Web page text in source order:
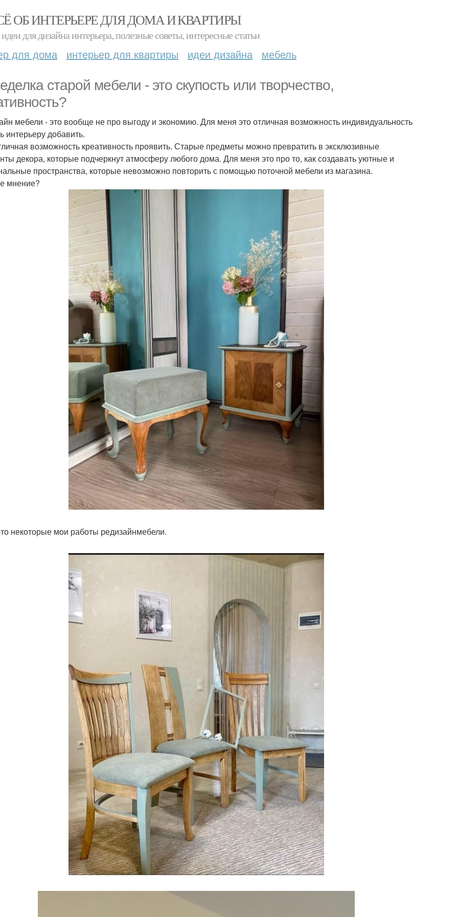
ОБ ИНТЕРЬЕРЕ ДЛЯ ДОМА И КВАРТИРЫ
для дизайна интерьера, полезные советы, интересные статьи
для дома интерьер для квартиры идеи дизайна мебель
старой мебели - это скупость или творчество,
мебели - это вообще не про выгоду и экономию. Для меня это отличная возможность индивидуальность
интерьеру добавить.
возможность креативность проявить. Старые предметы можно превратить в эксклюзивные
декора, которые подчеркнут атмосферу любого дома. Для меня это про то, как создавать уютные и
пространства, которые невозможно повторить с помощью поточной мебели из магазина.
мнение?
некоторые мои работы редизайнмебели.